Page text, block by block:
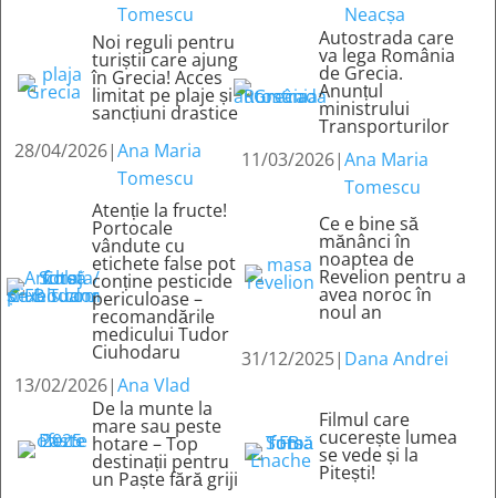
Tomescu
Neacșa
Noi reguli pentru
turiștii care ajung
în Grecia! Acces
limitat pe plaje și
sancțiuni drastice
28/04/2026|Ana Maria
Tomescu
Autostrada care
va lega România
de Grecia.
Anunțul
ministrului
Transporturilor
11/03/2026|Ana Maria
Tomescu
Atenție la fructe!
Portocale
vândute cu
etichete false pot
conține pesticide
periculoase –
recomandările
medicului Tudor
Ciuhodaru
13/02/2026|Ana Vlad
Ce e bine să
mănânci în
noaptea de
Revelion pentru a
avea noroc în
noul an
31/12/2025| Dana Andrei
De la munte la
mare sau peste
hotare – Top
destinații pentru
un Paște fără griji
Filmul care
cucerește lumea
se vede și la
Pitești!